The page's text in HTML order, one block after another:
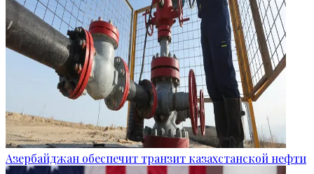
Азербайджан обеспечит транзит казахстанской нефти